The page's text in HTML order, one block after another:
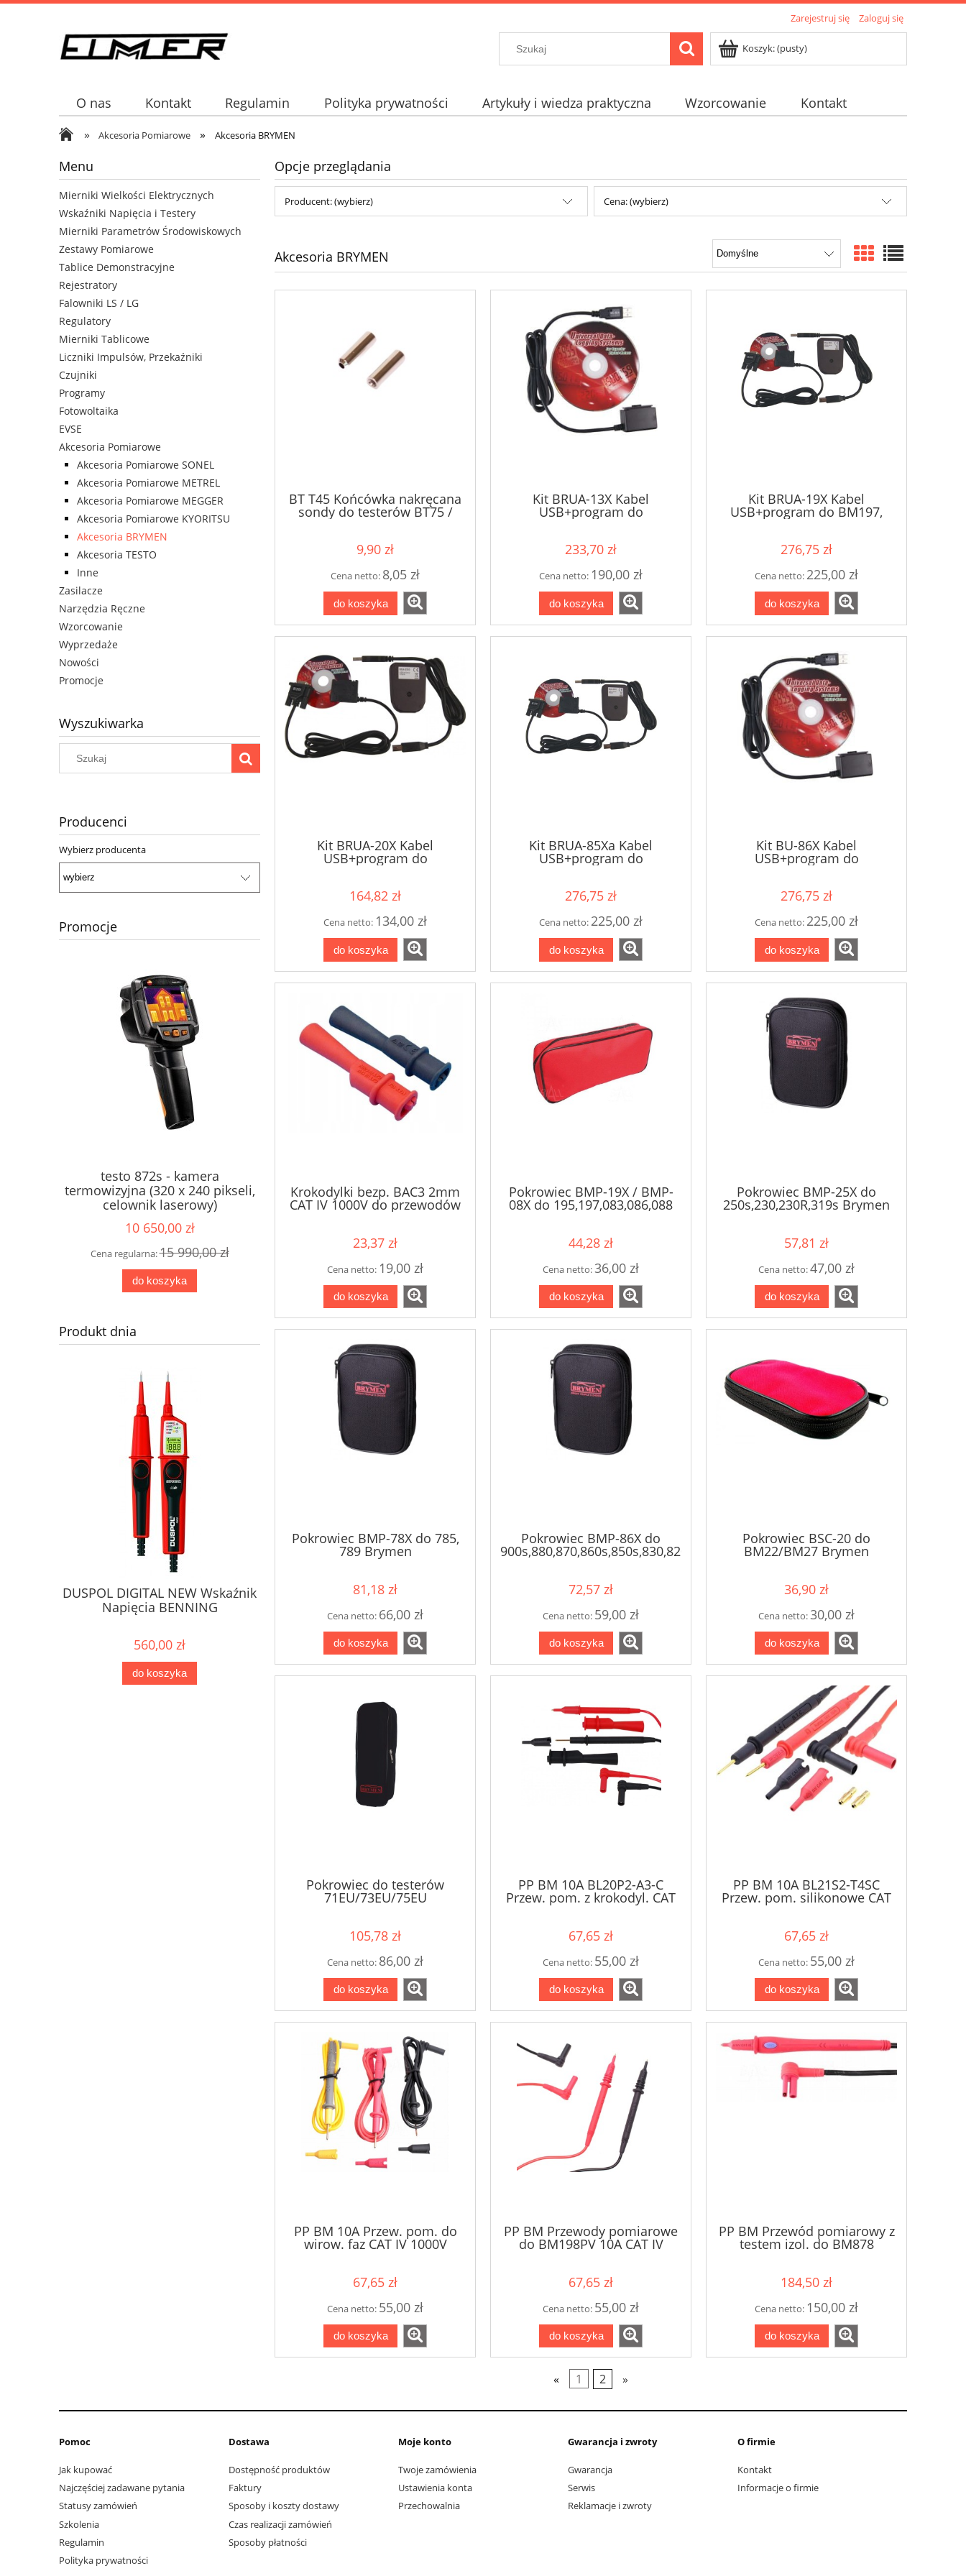
Zarejestruj się Zaloguj się
Koszyk:(pusty)
O nas Kontakt Regulamin Polityka prywatności Artykuły i wiedza praktyczna Wzorcowanie Kontakt
» Akcesoria Pomiarowe » Akcesoria BRYMEN
Menu
Mierniki Wielkości Elektrycznych
Wskaźniki Napięcia i Testery
Mierniki Parametrów Środowiskowych
Zestawy Pomiarowe
Tablice Demonstracyjne
Rejestratory
Falowniki LS / LG
Regulatory
Mierniki Tablicowe
Liczniki Impulsów, Przekaźniki
Czujniki
Programy
Fotowoltaika
EVSE
Akcesoria Pomiarowe
Akcesoria Pomiarowe SONEL
Akcesoria Pomiarowe METREL
Akcesoria Pomiarowe MEGGER
Akcesoria Pomiarowe KYORITSU
Akcesoria BRYMEN
Akcesoria TESTO
Inne
Zasilacze
Narzędzia Ręczne
Wzorcowanie
Wyprzedaże
Nowości
Promocje
Wyszukiwarka
Producenci
Wybierz producenta
Promocje
testo 872s - kamera
termowizyjna (320 x 240 pikseli,
celownik laserowy)
10 650,00 zł
Cena regularna:15 990,00 zł
do koszyka
11 316,00 zł
termowizyjna (240 x 180 pikseli)
11 316,00 zł
Produkt dnia
DUSPOL DIGITAL NEW Wskaźnik
Napięcia BENNING
560,00 zł
do koszyka
DUSPOL EXPERT NEW Wskaźnik
Napięcia BENNING
380,00 zł
do koszyka
MRU 200 Miernik Rezystancji
Uziemienia SONEL
8 080,00 zł
Cena regularna:9 717,00 zł
Opcje przeglądania
Producent: (wybierz) Cena: (wybierz)
Akcesoria BRYMEN
BT T45 Końcówka nakręcana
sondy do testerów BT75 /
BT73 / BT71 (2 szt.)
9,90 zł
Cena netto: 8,05 zł
do koszyka
Kit BRUA-13X Kabel
USB+program do
BM357/18x/15x/13x
233,70 zł
Cena netto: 190,00 zł
do koszyka
Kit BRUA-19X Kabel
USB+program do BM197,
BM195
276,75 zł
Cena netto: 225,00 zł
do koszyka
Kit BRUA-20X Kabel
USB+program do
BM20x/BM25x Brymen
164,82 zł
Cena netto: 134,00 zł
do koszyka
Kit BRUA-85Xa Kabel
USB+program do
BM81Xx,857x,859x
276,75 zł
Cena netto: 225,00 zł
do koszyka
Kit BU-86X Kabel
USB+program do
BM52x/BM82x/BM86x
276,75 zł
Cena netto: 225,00 zł
do koszyka
Krokodylki bezp. BAC3 2mm
CAT IV 1000V do przewodów
BL20P2-A3-C ( 2szt ) Brymen
23,37 zł
Cena netto: 19,00 zł
do koszyka
Pokrowiec BMP-19X / BMP-
08X do 195,197,083,086,088
44,28 zł
Cena netto:36,00 zł
do koszyka
Pokrowiec BMP-25X do
250s,230,230R,319s Brymen
57,81 zł
Cena netto:47,00 zł
do koszyka
Pokrowiec BMP-78X do 785,
789 Brymen
81,18 zł
Cena netto: 66,00 zł
do koszyka
Pokrowiec BMP-86X do
900s,880,870,860s,850s,830,820s,810s,800s,520s
72,57 zł
Cena netto: 59,00 zł
do koszyka
Pokrowiec BSC-20 do
BM22/BM27 Brymen
36,90 zł
Cena netto:30,00 zł
do koszyka
Pokrowiec do testerów
71EU/73EU/75EU
105,78 zł
Cena netto: 86,00 zł
do koszyka
PP BM 10A BL20P2-A3-C
Przew. pom. z krokodyl. CAT
IV 1000V BRYMEN
67,65 zł
Cena netto: 55,00 zł
do koszyka
PP BM 10A BL21S2-T4SC
Przew. pom. silikonowe CAT
IV 1000V BRYMEN
67,65 zł
Cena netto: 55,00 zł
do koszyka
PP BM 10A Przew. pom. do
wirow. faz CAT IV 1000V
67,65 zł
Cena netto: 55,00 zł
do koszyka
PP BM Przewody pomiarowe
do BM198PV 10A CAT IV
67,65 zł
Cena netto: 55,00 zł
do koszyka
PP BM Przewód pomiarowy z
testem izol. do BM878
184,50 zł
Cena netto: 150,00 zł
do koszyka
« 1 2 »
Pomoc
Jak kupować
Najczęściej zadawane pytania
Statusy zamówień
Szkolenia
Regulamin
Polityka prywatności
Dostawa
Dostępność produktów
Faktury
Sposoby i koszty dostawy
Czas realizacji zamówień
Sposoby płatności
Moje konto
Twoje zamówienia
Ustawienia konta
Przechowalnia
Gwarancja i zwroty
Gwarancja
Serwis
Reklamacje i zwroty
O firmie
Kontakt
Informacje o firmie